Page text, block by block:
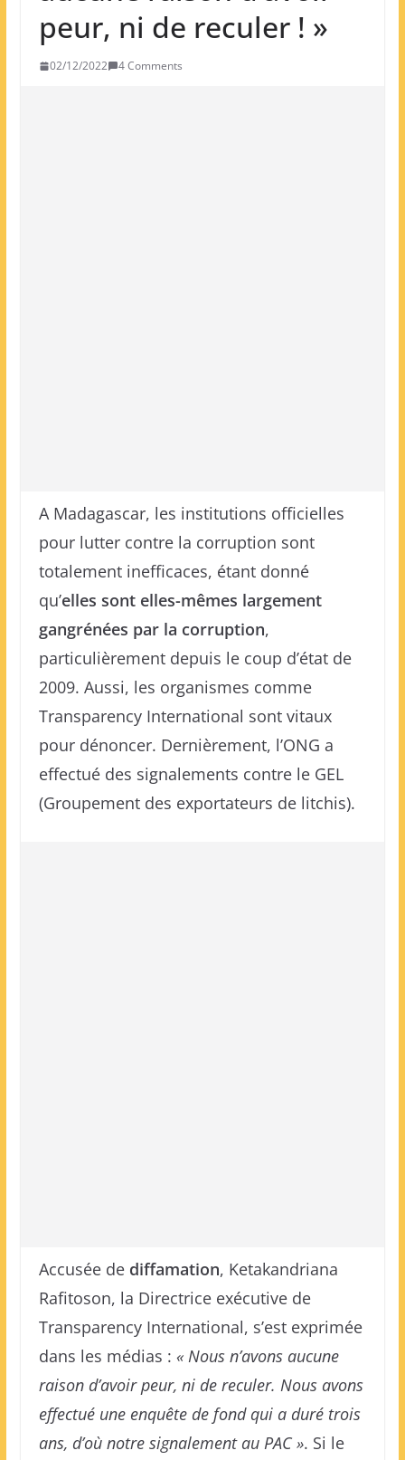
peur, ni de reculer ! »
02/12/2022 4 Comments
A Madagascar, les institutions officielles
pour lutter contre la corruption sont
totalement inefficaces, étant donné
qu’elles sont elles-mêmes largement
gangrénées par la corruption,
particulièrement depuis le coup d’état de
2009. Aussi, les organismes comme
Transparency International sont vitaux
pour dénoncer. Dernièrement, l’ONG a
effectué des signalements contre le GEL
(Groupement des exportateurs de litchis).
Accusée de diffamation, Ketakandriana
Rafitoson, la Directrice exécutive de
Transparency International, s’est exprimée
dans les médias : « Nous n’avons aucune
raison d’avoir peur, ni de reculer. Nous avons
effectué une enquête de fond qui a duré trois
ans, d’où notre signalement au PAC ». Si le